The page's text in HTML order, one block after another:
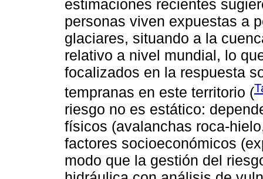
estimaciones recientes
personas viven expuestas a
glaciares, situando a la
relativo a nivel mundial, lo
focalizados en la respuesta
tempranas en este territorio (
riesgo no es estático:
físicos (avalanchas roca-
factores socioeconómicos
modo que la gestión del